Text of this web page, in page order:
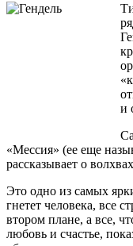
и
«Мессия» (ее еще
рассказывает о
Это одно из самых
гнетет человека, все
втором плане, а все,
любовь и счастье,